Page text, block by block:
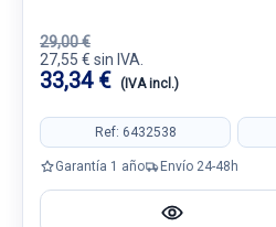
29,00 €
27,55 € sin IVA.
33,34 € (IVA incl.)
Ref: 6432538
Garantía 1 año Envío 24-48h